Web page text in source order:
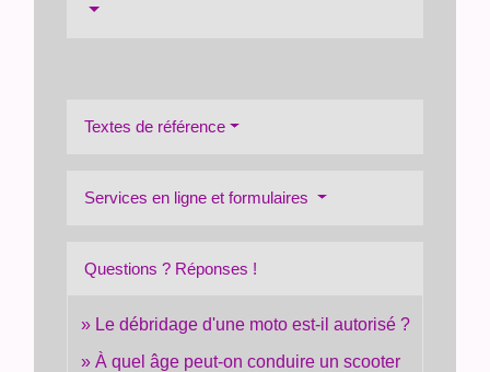
Textes de référence
Services en ligne et formulaires
Questions ? Réponses !
Le débridage d'une moto est-il autorisé ?
À quel âge peut-on conduire un scooter